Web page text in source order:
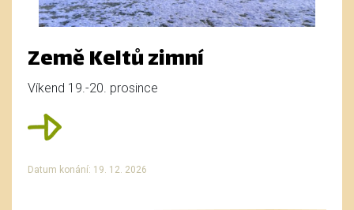
Země Keltů zimní
Víkend 19.-20. prosince
Datum konání: 19. 12. 2026